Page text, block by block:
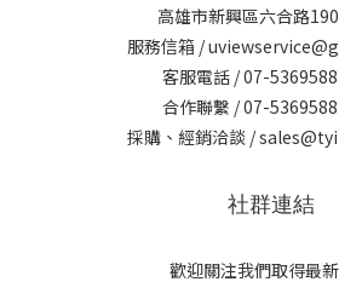
高雄市新興區六合路
服務信箱 /
客服電話 / 07-
合作聯繫 / 07-
採購、經銷洽談 /
社群連結
歡迎關注我們取得最